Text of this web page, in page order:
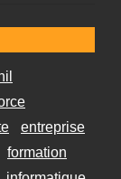
entreprise
formation